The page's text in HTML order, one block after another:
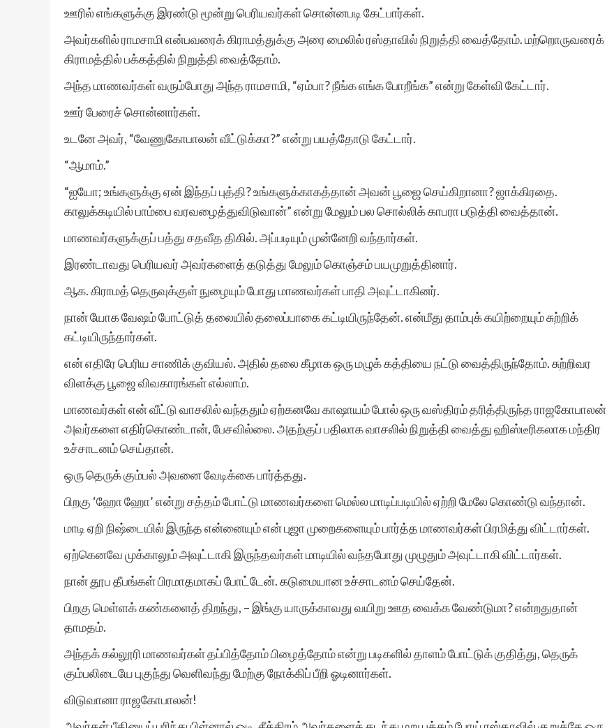
ஊரில் எங்களுக்கு இரண்டு மூன்று பெரியவர்கள் சொன்னபடி கேட்பார்கள்.
அவர்களில் ராமசாமி என்பவரைக் கிராமத்துக்கு அரை மைலில் ரஸ்தாவில் நிறுத்தி வைத்தோம். மற்றொருவரைக்
கிராமத்தில் பக்கத்தில் நிறுத்தி வைத்தோம்.
அந்த மாணவர்கள் வரும்போது அந்த ராமசாமி, “ஏம்பா? நீங்க எங்க போறீங்க” என்று கேள்வி கேட்டார்.
ஊர் பேரைச் சொன்னார்கள்.
உடனே அவர், “வேணுகோபாலன் வீட்டுக்கா?” என்று பயத்தோடு கேட்டார்.
“ஆமாம்.”
“ஐயோ; உங்களுக்கு ஏன் இந்தப் புத்தி? உங்களுக்காகத்தான் அவன் பூஜை செய்கிறானா? ஜாக்கிரதை.
காலுக்கடியில் பாம்பை வரவழைத்துவிடுவான்” என்று மேலும் பல சொல்லிக் காபரா படுத்தி வைத்தான்.
மாணவர்களுக்குப் பத்து சதவீத திகில். அப்படியும் முன்னேறி வந்தார்கள்.
இரண்டாவது பெரியவர் அவர்களைத் தடுத்து மேலும் கொஞ்சம் பயமுறுத்தினார்.
ஆக. கிராமத் தெருவுக்குள் நுழையும் போது மாணவர்கள் பாதி அவுட்டாகினர்.
நான் யோக வேஷம் போட்டுத் தலையில் தலைப்பாகை கட்டியிருந்தேன். என்மீது தாம்புக் கயிற்றையும் சுற்றிக்
கட்டியிருந்தார்கள்.
என் எதிரே பெரிய சாணிக் குவியல். அதில் தலை கீழாக ஒரு மழுக் கத்தியை நட்டு வைத்திருந்தோம். சுற்றிவர
விளக்கு பூஜை விவகாரங்கள் எல்லாம்.
மாணவர்கள் என் வீட்டு வாசலில் வந்ததும் ஏற்கனவே காஷாயம் போல் ஒரு வஸ்திரம் தரித்திருந்த ராஜகோபாலன்
அவர்களை எதிர்கொண்டான், பேசவில்லை. அதற்குப் பதிலாக வாசலில் நிறுத்தி வைத்து ஹிஸ்டீரிகலாக மந்திர
உச்சாடனம் செய்தான்.
ஒரு தெருக் கும்பல் அவனை வேடிக்கை பார்த்தது.
பிறகு ‘ஹோ ஹோ’ என்று சத்தம் போட்டு மாணவர்களை மெல்ல மாடிப்படியில் ஏற்றி மேலே கொண்டு வந்தான்.
மாடி ஏறி நிஷ்டையில் இருந்த என்னையும் என் புஜா முறைகளையும் பார்த்த மாணவர்கள் பிரமித்து விட்டார்கள்.
ஏற்கெனவே முக்காலும் அவுட்டாகி இருந்தவர்கள் மாடியில் வந்தபோது முழுதும் அவுட்டாகி விட்டார்கள்.
நான் தூப தீபங்கள் பிரமாதமாகப் போட்டேன். கடுமையான உச்சாடனம் செய்தேன்.
பிறகு மெள்ளக் கண்களைத் திறந்து, – இங்கு யாருக்காவது வயிறு ஊத வைக்க வேண்டுமா? என்றதுதான்
தாமதம்.
அந்தக் கல்லூரி மாணவர்கள் தப்பித்தோம் பிழைத்தோம் என்று படிகளில் தாளம் போட்டுக் குதித்து, தெருக்
கும்பலிடையே புகுந்து வெளிவந்து மேற்கு நோக்கிப் பீறி ஓடினார்கள்.
விடுவானா ராஜகோபாலன்!